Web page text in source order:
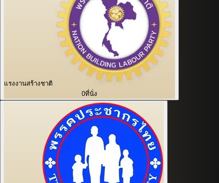
แรงงานสร้างชาติ
0ที่นั่ง